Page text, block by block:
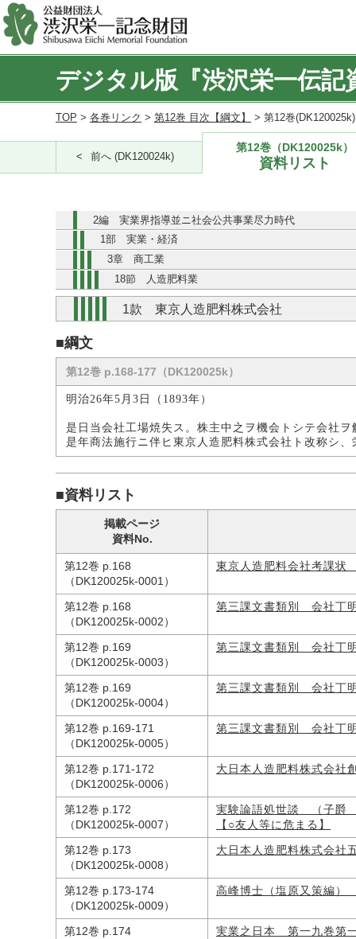
デジタル版『渋沢栄一伝記
TOP > 各巻リンク > 第12巻 目次【綱文】 > 第12巻
前へ (DK120024k)
第12巻（DK120025k）
資料リスト
2編 実業界指導並ニ社会公共事業尽力時代
1部 実業・経済
3章 商工業
18節 人造肥料業
1款 東京人造肥料株式会社
■綱文
第12巻 p.168-177（DK120025k）
明治26年5月3日（1893年）
是日当会社工場焼失ス。株主中之ヲ機会トシテ会社
是年商法施行ニ伴ヒ東京人造肥料株式会社ト改称シ
■資料リスト
掲載ページ
資料No.
第12巻 p.168
（DK120025k-0001）
東京人造肥料会社考課
第12巻 p.168
（DK120025k-0002）
第三課文書類別 会社丁
第12巻 p.169
（DK120025k-0003）
第三課文書類別 会社丁
第12巻 p.169
（DK120025k-0004）
第三課文書類別 会社丁
第12巻 p.169-171
（DK120025k-0005）
第三課文書類別 会社丁
第12巻 p.171-172
（DK120025k-0006）
大日本人造肥料株式会
第12巻 p.172
（DK120025k-0007）
実験論語処世談 （子
【○友人等に危まる】
第12巻 p.173
（DK120025k-0008）
大日本人造肥料株式会
第12巻 p.173-174
（DK120025k-0009）
高峰博士（塩原又策編
第12巻 p.174
実業之日本 第一九巻第